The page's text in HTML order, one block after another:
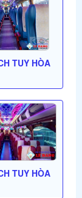
TUY HÒA
TUY HÒA